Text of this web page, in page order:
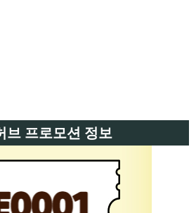
브 프로모션 정보